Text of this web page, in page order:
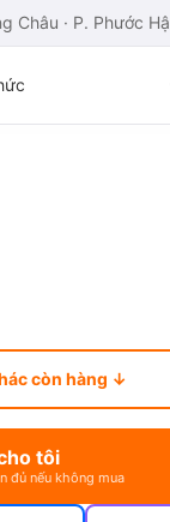
Châu · P. Phước
còn hàng ↓
tôi
đủ nếu không mua